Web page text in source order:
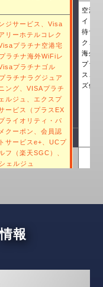
ジサービス、Visa
リーホテルコレク
プラチナ空港宅
ラチナ海外WiFiレ
プラチナゴル
ラチナラグジュア
ング、VISAプラチ
ルジュ、エクスプ
ービス（プラスEX
ライオリティ・パ
クーポン、会員認
サービスe+、UCプ
フ（楽天SGC）、
ェルジュ
空港
イド
待サ
ク、
海外
プラ
ス、
ズ倶
報